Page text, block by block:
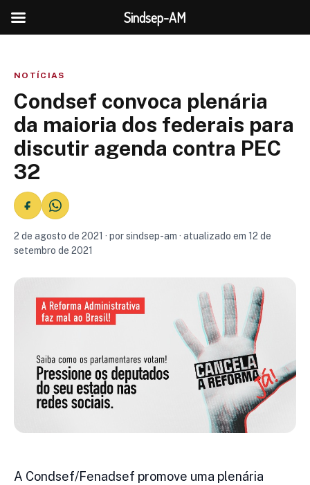
NOTÍCIAS
Condsef convoca plenária
da maioria dos federais para
discutir agenda contra PEC
32
2 de agosto de 2021 · por sindsep-am · atualizado em 12 de
setembro de 2021
A Condsef/Fenadsef promove uma plenária
Sindsep-AM